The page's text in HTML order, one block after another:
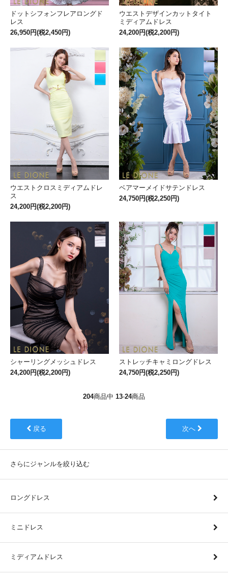
ドットシフォンフレアロングド
レス
26,950円(税2,450円)
ウエストデザインカットタイト
ミディアムドレス
24,200円(税2,200円)
ウエストクロスミディアムドレ
ス
24,200円(税2,200円)
ベアマーメイドサテンドレス
24,750円(税2,250円)
シャーリングメッシュドレス
24,200円(税2,200円)
ストレッチキャミロングドレス
24,750円(税2,250円)
204商品中 13-24商品
戻る 次へ
さらにジャンルを絞り込む
ロングドレス
ミニドレス
ミディアムドレス